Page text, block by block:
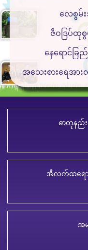
လေစွမ်
ဇီဝဒြပ်ထု
နေရောင်ခ
အသေးစားရေအာ
ဓာတုနည်
အီလက်ထရော
အ